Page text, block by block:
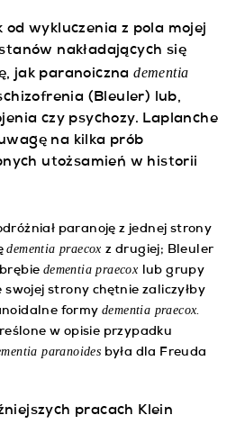
od wykluczenia z pola mojej
nakładających się
jak paranoicznadementia
(Bleuler) lub,
czy psychozy. Laplanche
na kilka prób
utożsamień w historii
paranoję z jednej strony
dementia praecoxz drugiej; Bleuler
dementia praecox
lub grupy
swojej strony chętnie zaliczyłby
formy dementia praecox.
w opisie przypadku
paranoides była dla Freuda
pracach Klein